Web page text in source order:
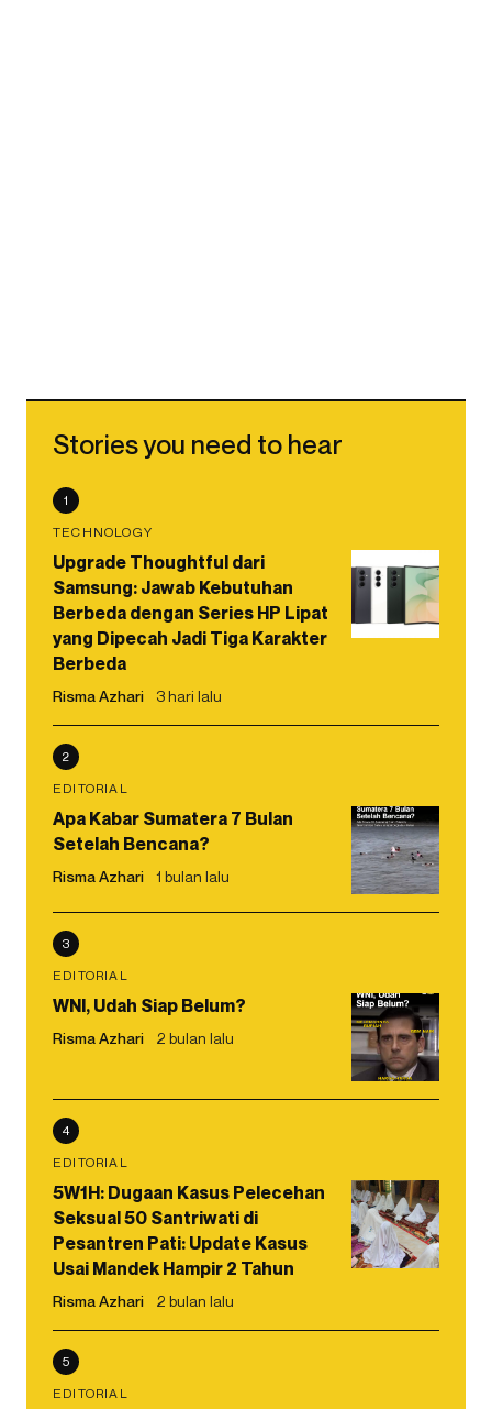
Stories you need to hear
1
TECHNOLOGY
Upgrade Thoughtful dari
Samsung: Jawab Kebutuhan
Berbeda dengan Series HP Lipat
yang Dipecah Jadi Tiga Karakter
Berbeda
Risma Azhari 3 hari lalu
2
EDITORIAL
Apa Kabar Sumatera 7 Bulan
Setelah Bencana?
Risma Azhari 1 bulan lalu
3
EDITORIAL
WNI, Udah Siap Belum?
Risma Azhari 2 bulan lalu
4
EDITORIAL
5W1H: Dugaan Kasus Pelecehan
Seksual 50 Santriwati di
Pesantren Pati: Update Kasus
Usai Mandek Hampir 2 Tahun
Risma Azhari 2 bulan lalu
5
EDITORIAL